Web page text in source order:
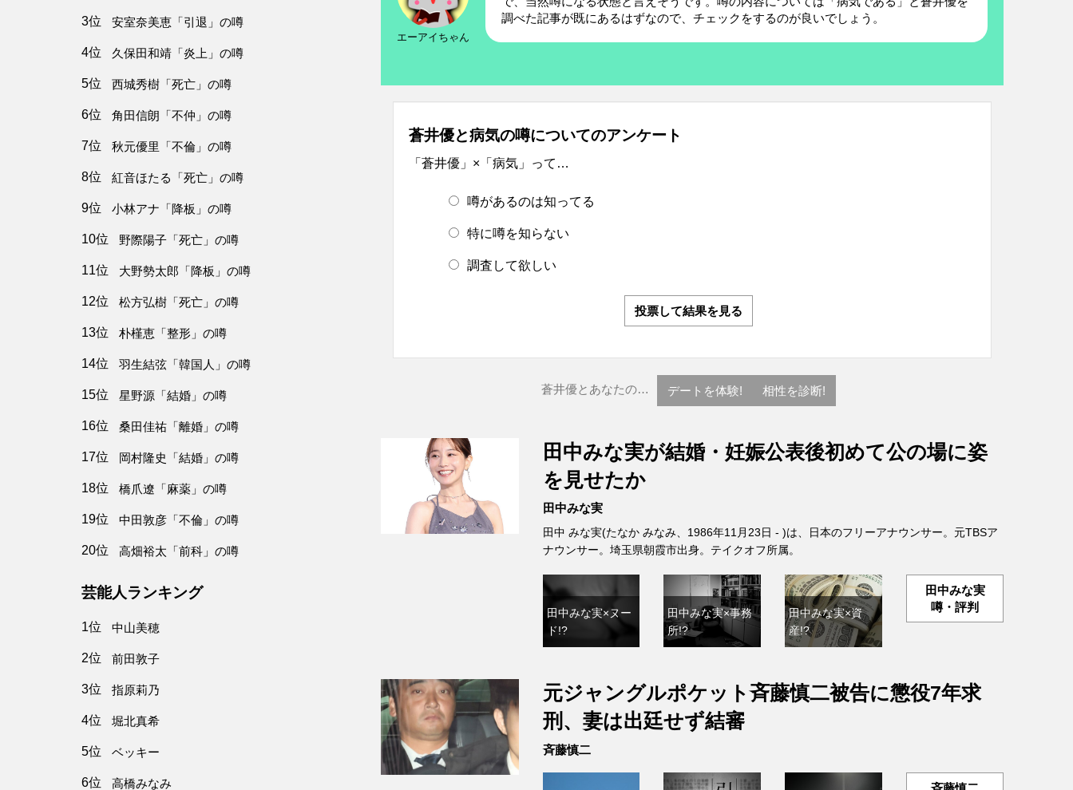
エーアイちゃん
調べた記事が既にあるはずなので、チェックをするのが良いでしょう。
蒼井優と病気の噂についてのアンケート
「蒼井優」×「病気」って…
噂があるのは知ってる
特に噂を知らない
調査して欲しい
投票して結果を見る
蒼井優とあなたの… デートを体験! 相性を診断!
田中みな実が結婚・妊娠公表後初めて公の場に姿
を見せたか
田中みな実
田中 みな実(たなか みなみ、1986年11月23日 - )は、日本のフリーアナウンサー。元TBSア
ナウンサー。埼玉県朝霞市出身。テイクオフ所属。
田中みな実×ヌー
ド!?
田中みな実×事務
所!?
田中みな実×資
産!?
田中みな実
噂・評判
元ジャングルポケット斉藤慎二被告に懲役7年求
刑、妻は出廷せず結審
斉藤慎二
3位 安室奈美恵「引退」の噂
4位 久保田和靖「炎上」の噂
5位 西城秀樹「死亡」の噂
6位 角田信朗「不仲」の噂
7位 秋元優里「不倫」の噂
8位 紅音ほたる「死亡」の噂
9位 小林アナ「降板」の噂
10位 野際陽子「死亡」の噂
11位 大野勢太郎「降板」の噂
12位 松方弘樹「死亡」の噂
13位 朴槿恵「整形」の噂
14位 羽生結弦「韓国人」の噂
15位 星野源「結婚」の噂
16位 桑田佳祐「離婚」の噂
17位 岡村隆史「結婚」の噂
18位 橋爪遼「麻薬」の噂
19位 中田敦彦「不倫」の噂
20位 高畑裕太「前科」の噂
芸能人ランキング
1位 中山美穂
2位 前田敦子
3位 指原莉乃
4位 堀北真希
5位 ベッキー
6位 高橋みなみ